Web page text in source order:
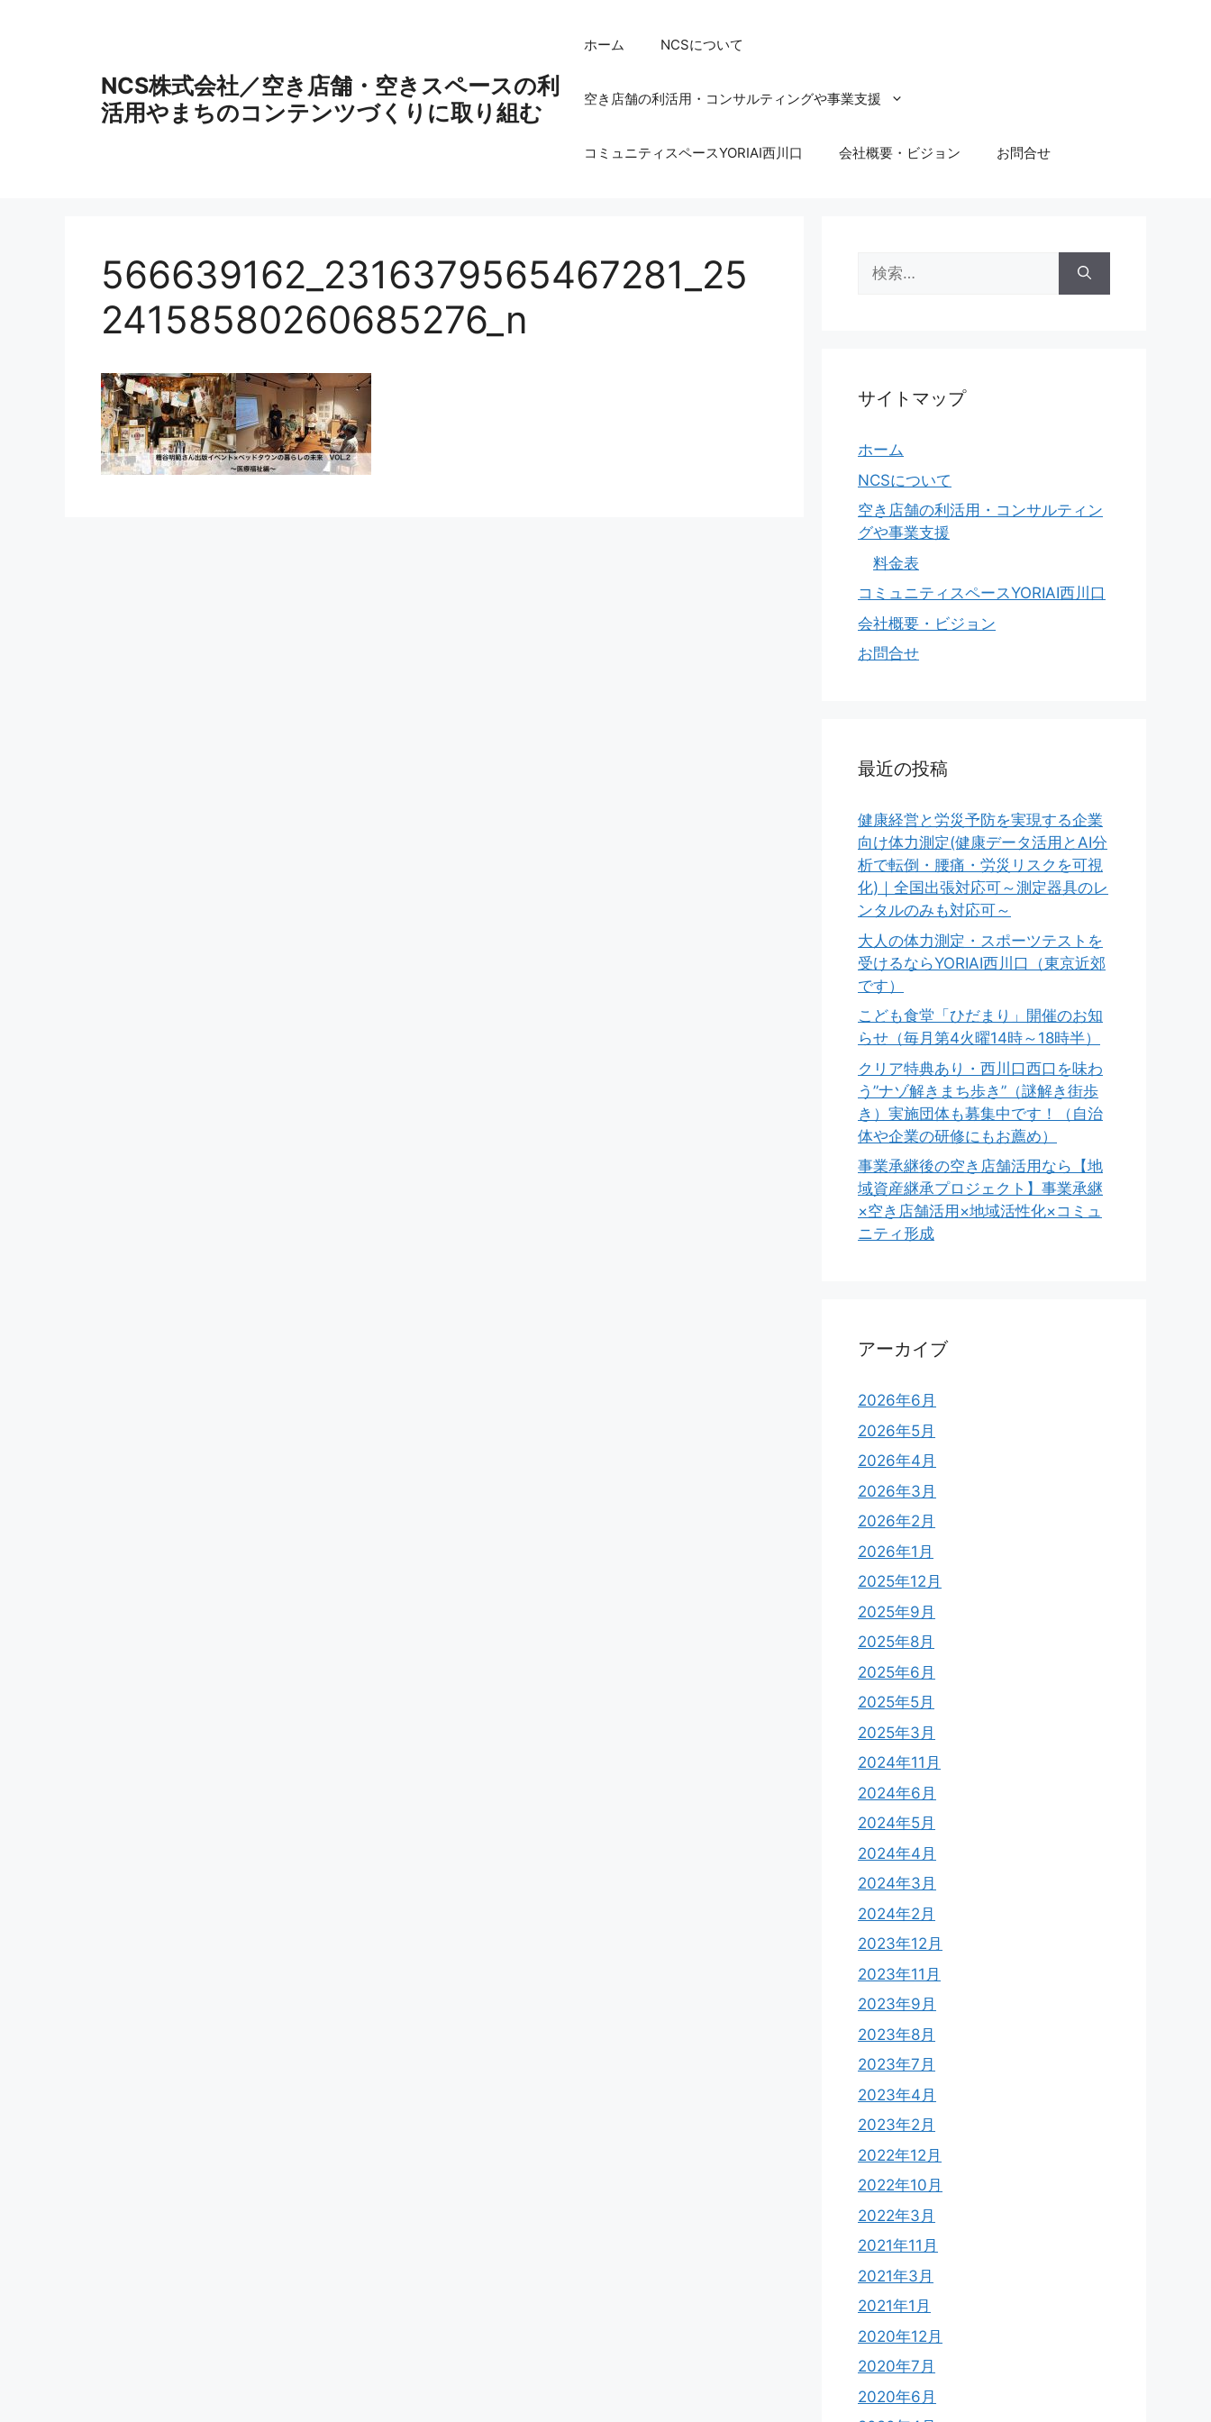
NCS株式会社／空き店舗・空きスペースの利
活用やまちのコンテンツづくりに取り組む
ホーム NCSについて
空き店舗の利活用・コンサルティングや事業支援
コミュニティスペースYORIAI西川口 会社概要・ビジョン お問合せ
566639162_2316379565467281_25
24158580260685276_n
索:
サイトマップ
ホーム
NCSについて
空き店舗の利活用・コンサルティン
グや事業支援
料金表
コミュニティスペースYORIAI西川口
会社概要・ビジョン
お問合せ
最近の投稿
健康経営と労災予防を実現する企業
向け体力測定(健康データ活用とAI分
析で転倒・腰痛・労災リスクを可視
化)｜全国出張対応可～測定器具のレ
ンタルのみも対応可～
大人の体力測定・スポーツテストを
受けるならYORIAI西川口（東京近郊
です）
こども食堂「ひだまり」開催のお知
らせ（毎月第4火曜14時～18時半）
クリア特典あり・西川口西口を味わ
う”ナゾ解きまち歩き”（謎解き街歩
き）実施団体も募集中です！（自治
体や企業の研修にもお薦め）
事業承継後の空き店舗活用なら【地
域資産継承プロジェクト】事業承継
×空き店舗活用×地域活性化×コミュ
ニティ形成
アーカイブ
2026年6月
2026年5月
2026年4月
2026年3月
2026年2月
2026年1月
2025年12月
2025年9月
2025年8月
2025年6月
2025年5月
2025年3月
2024年11月
2024年6月
2024年5月
2024年4月
2024年3月
2024年2月
2023年12月
2023年11月
2023年9月
2023年8月
2023年7月
2023年4月
2023年2月
2022年12月
2022年10月
2022年3月
2021年11月
2021年3月
2021年1月
2020年12月
2020年7月
2020年6月